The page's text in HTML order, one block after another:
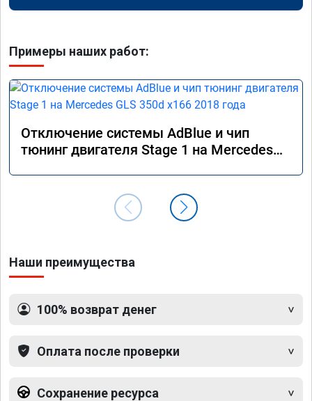
Примеры наших работ:
Отключение системы AdBlue и чип
тюнинг двигателя Stage 1 на Mercedes
Наши преимущества
100% возврат денег
Оплата после проверки
Сохранение ресурса